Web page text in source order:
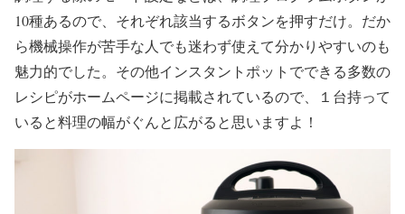
10種あるので、それぞれ該当するボタンを押すだけ。だか
ら機械操作が苦手な人でも迷わず使えて分かりやすいのも
魅力的でした。その他インスタントポットでできる多数の
レシピがホームページに掲載されているので、１台持って
いると料理の幅がぐんと広がると思いますよ！